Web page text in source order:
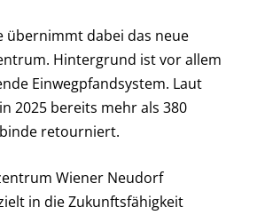
übernimmt dabei das neue
Hintergrund ist vor allem
Einwegpfandsystem. Laut
2025 bereits mehr als 380
retourniert.
Wiener Neudorf
in die Zukunftsfähigkeit